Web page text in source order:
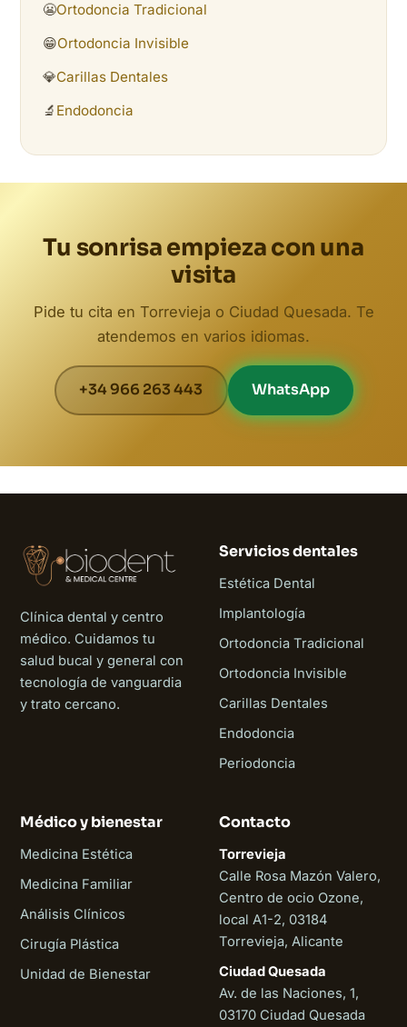
😬Ortodoncia Tradicional
😁Ortodoncia Invisible
💎Carillas Dentales
🔬 Endodoncia
Tu sonrisa empieza con una
visita
Pide tu cita en Torrevieja o Ciudad Quesada. Te
atendemos en varios idiomas.
+34 966 263 443 WhatsApp
Clínica dental y centro
médico. Cuidamos tu
salud bucal y general con
tecnología de vanguardia
y trato cercano.
Servicios dentales
Estética Dental
Implantología
Ortodoncia Tradicional
Ortodoncia Invisible
Carillas Dentales
Endodoncia
Periodoncia
Médico y bienestar
Medicina Estética
Medicina Familiar
Análisis Clínicos
Cirugía Plástica
Unidad de Bienestar
Contacto
Torrevieja
Calle Rosa Mazón Valero,
Centro de ocio Ozone,
local A1-2, 03184
Torrevieja, Alicante
Ciudad Quesada
Av. de las Naciones, 1,
03170 Ciudad Quesada